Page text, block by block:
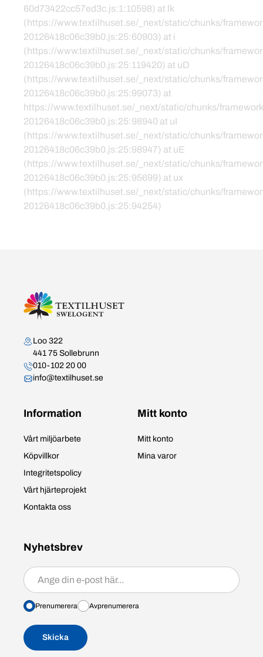
60d73422cc57ed3c.js:1:10598) at lk
(https://www.textilhuset.se/_next/static/chunks/
20126418c06c39b0.js:25:60903) at i
(https://www.textilhuset.se/_next/static/chunks/
20126418c06c39b0.js:25:119420) at uD
(https://www.textilhuset.se/_next/static/chunks/
20126418c06c39b0.js:25:99073) at
https://www.textilhuset.se/_next/static/chunks/
20126418c06c39b0.js:25:98940 at uI
(https://www.textilhuset.se/_next/static/chunks/
20126418c06c39b0.js:25:98947) at uE
(https://www.textilhuset.se/_next/static/chunks/
20126418c06c39b0.js:25:95699) at ux
(https://www.textilhuset.se/_next/static/chunks/
20126418c06c39b0.js:25:94254)
Kontakta oss
Loo 322
441 75 Sollebrunn
010-102 20 00
info@textilhuset.se
Information
Vårt miljöarbete
Köpvillkor
Integritetspolicy
Vårt hjärteprojekt
Kontakta oss
Mitt konto
Mitt konto
Mina varor
Nyhetsbrev
Prenumerera/avprenumerera
Prenumerera Avprenumerera
Skicka